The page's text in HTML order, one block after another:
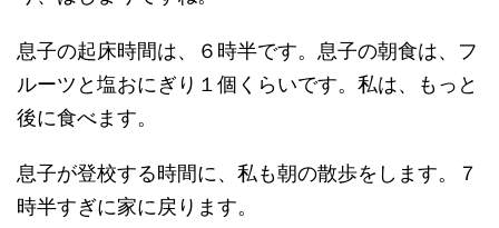
息子の起床時間は、６時半です。息子の朝食は、フ
ルーツと塩おにぎり１個くらいです。私は、もっと
後に食べます。
息子が登校する時間に、私も朝の散歩をします。７
時半すぎに家に戻ります。